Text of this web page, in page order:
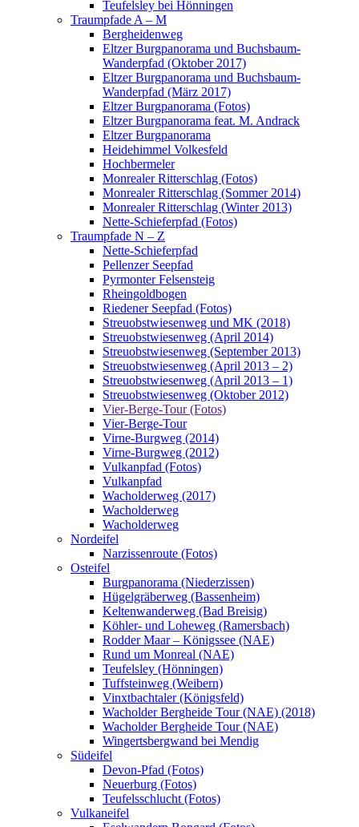
Teufelsley bei Hönningen
Traumpfade A – M
Bergheidenweg
Eltzer Burgpanorama und Buchsbaum-
Wanderpfad (Oktober 2017)
Eltzer Burgpanorama und Buchsbaum-
Wanderpfad (März 2017)
Eltzer Burgpanorama (Fotos)
Eltzer Burgpanorama feat. M. Andrack
Eltzer Burgpanorama
Heidehimmel Volkesfeld
Hochbermeler
Monrealer Ritterschlag (Fotos)
Monrealer Ritterschlag (Sommer 2014)
Monrealer Ritterschlag (Winter 2013)
Nette-Schieferpfad (Fotos)
Traumpfade N – Z
Nette-Schieferpfad
Pellenzer Seepfad
Pyrmonter Felsensteig
Rheingoldbogen
Riedener Seepfad (Fotos)
Streuobstwiesenweg und MK (2018)
Streuobstwiesenweg (April 2014)
Streuobstwiesenweg (September 2013)
Streuobstwiesenweg (April 2013 – 2)
Streuobstwiesenweg (April 2013 – 1)
Streuobstwiesenweg (Oktober 2012)
Vier-Berge-Tour (Fotos)
Vier-Berge-Tour
Virne-Burgweg (2014)
Virne-Burgweg (2012)
Vulkanpfad (Fotos)
Vulkanpfad
Wacholderweg (2017)
Wacholderweg
Wacholderweg
Nordeifel
Narzissenroute (Fotos)
Osteifel
Burgpanorama (Niederzissen)
Hügelgräberweg (Bassenheim)
Keltenwanderweg (Bad Breisig)
Köhler- und Loheweg (Ramersbach)
Rodder Maar – Königssee (NAE)
Rund um Monreal (NAE)
Teufelsley (Hönningen)
Tuffsteinweg (Weibern)
Vinxtbachtaler (Königsfeld)
Wacholder Bergheide Tour (NAE) (2018)
Wacholder Bergheide Tour (NAE)
Wingertsbergwand bei Mendig
Südeifel
Devon-Pfad (Fotos)
Neuerburg (Fotos)
Teufelsschlucht (Fotos)
Vulkaneifel